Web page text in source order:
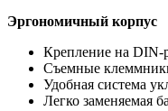
Эргономичный корпус
Крепление на DIN-
Съемные
Удобная система
Легко заменяемая